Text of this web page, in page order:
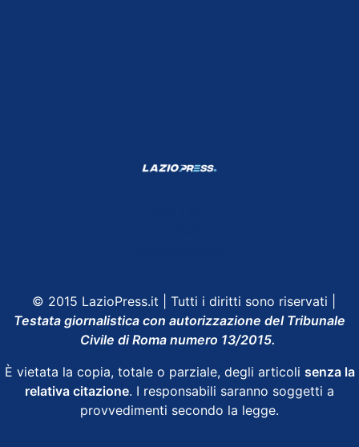
© 2015 LazioPress.it | Tutti i diritti sono riservati |
Testata giornalistica con autorizzazione del Tribunale
Civile di Roma numero 13/2015.
È vietata la copia, totale o parziale, degli articoli senza la
relativa citazione. I responsabili saranno soggetti a
provvedimenti secondo la legge.